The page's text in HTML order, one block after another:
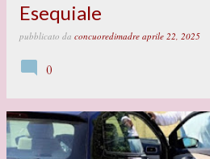
Esequiale
pubblicato da concuoredimadre aprile 22, 2025
0